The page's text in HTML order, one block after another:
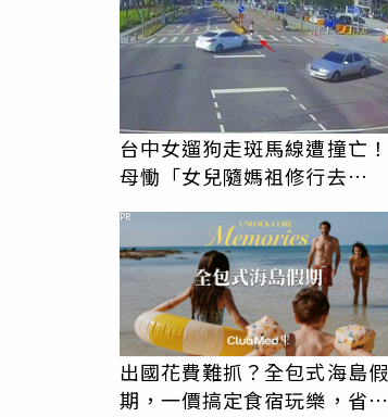
台中女遛狗走斑馬線遭撞亡！
母慟「女兒隨媽祖修行去
出國花費難抓？全包式海島假
期，一價搞定食宿玩樂，省錢
PR